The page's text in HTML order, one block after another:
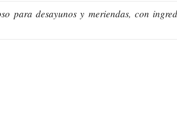
para desayunos y meriendas, con